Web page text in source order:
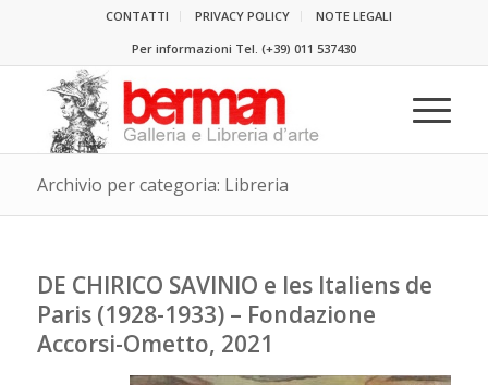
CONTATTI PRIVACY POLICY
NOTE LEGALI
Per informazioni Tel. (+39) 011 537430
Archivio per categoria: Libreria
DE CHIRICO SAVINIO e les Italiens de
Paris (1928-1933) – Fondazione
Accorsi-Ometto, 2021